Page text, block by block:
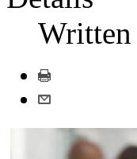
Written